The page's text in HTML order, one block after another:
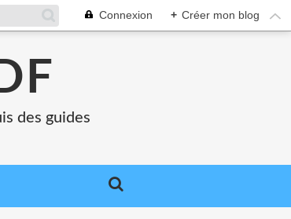
Connexion + Créer mon blog
des guides